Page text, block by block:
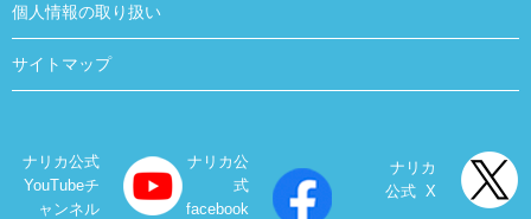
個人情報の取り扱い
サイトマップ
ナリカ公式
YouTubeチ
ャンネル
ナリカ公
式
facebook
ナリカ
公式 X